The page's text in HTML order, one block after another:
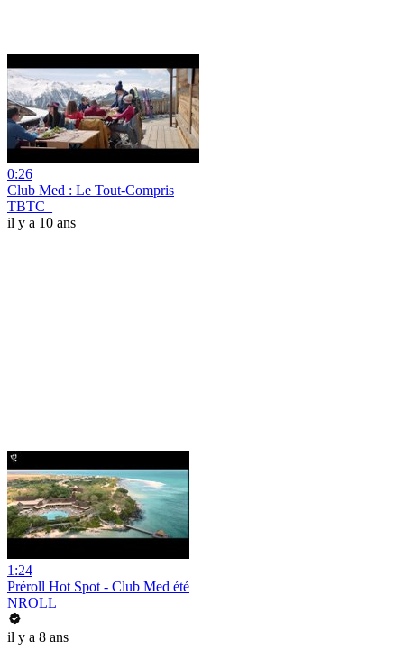
0:26
Club Med : Le Tout-Compris
TBTC_
il y a 10 ans
1:24
Préroll Hot Spot - Club Med été
NROLL
il y a 8 ans